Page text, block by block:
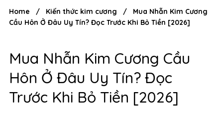
Mua Nhẫn Kim Cương Cầu
Hôn Ở Đâu Uy Tín? Đọc
Trước Khi Bỏ Tiền [2026]
Home / Kiến thức kim cương /
Mua Nhẫn Kim Cương
Cầu Hôn Ở Đâu Uy Tín? Đọc Trước Khi Bỏ Tiền [2026]